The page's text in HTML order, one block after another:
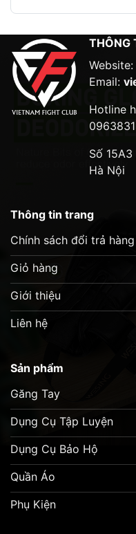
vặn, ôm sát bàn tay
xương và cổ tay.
Chất liệu
Găng được làm từ
và có độ đàn hồi
cho khớp xương và
đa khỏi chấn thương.
Video sản phẩm :
THÔNG
Website:
Email:
Hotline
Số
Hà Nội
Thông tin trang
Chính sách đổi trả hàng
Giỏ hàng
Giới thiệu
Liên hệ
Sản phẩm
Găng Tay
Dụng Cụ Tập Luyện
Dụng Cụ Bảo Hộ
Quần Áo
Phụ Kiện